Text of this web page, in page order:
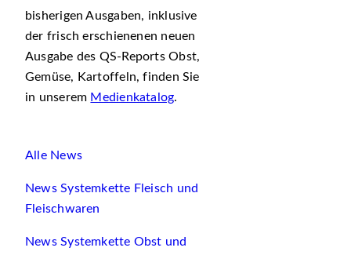
bisherigen Ausgaben, inklusive
der frisch erschienenen neuen
Ausgabe des QS-Reports Obst,
Gemüse, Kartoffeln, finden Sie
in unserem Medienkatalog.
Alle News
News Systemkette Fleisch und
Fleischwaren
News Systemkette Obst und